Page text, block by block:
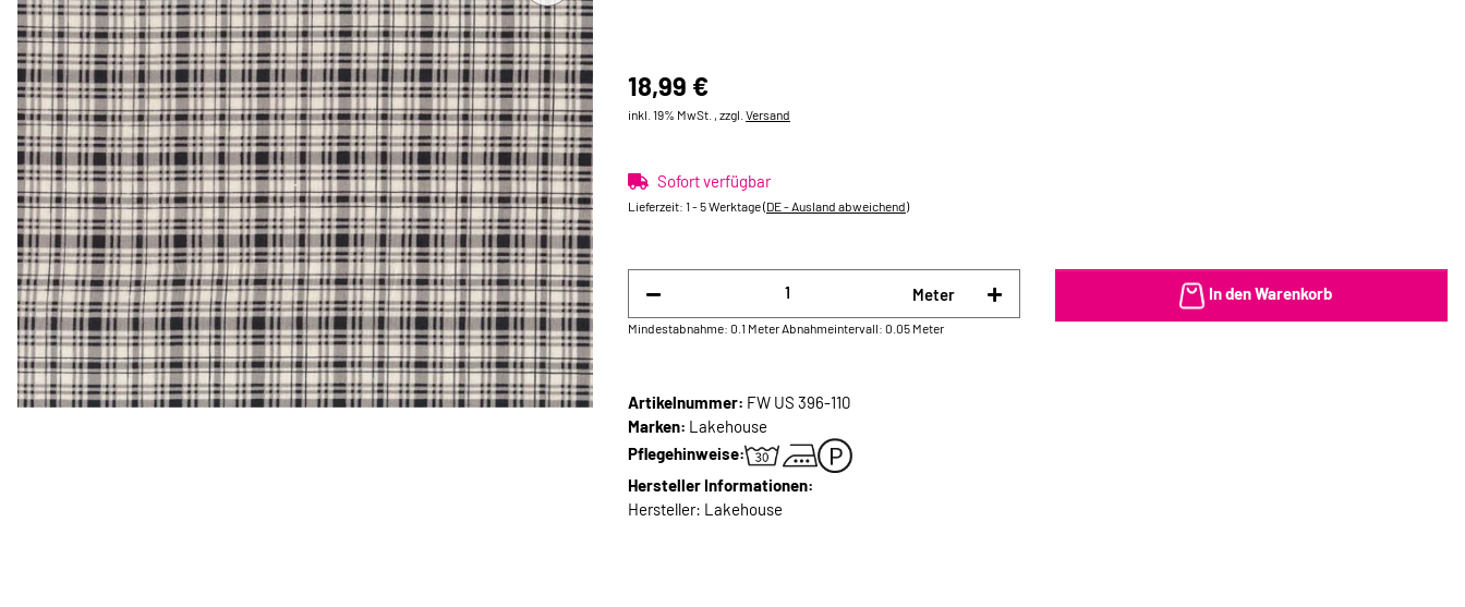
18,99 €
inkl. 19% MwSt. , zzgl. Versand
Sofort verfügbar
Lieferzeit: 1 - 5 Werktage(DE - Ausland abweichend)
Meter
Mindestabnahme: 0.1 MeterAbnahmeintervall: 0.05 Meter
In den Warenkorb
Artikelnummer: FW US 396-110
Marken: Lakehouse
Pflegehinweise:
Hersteller Informationen:
Hersteller: Lakehouse